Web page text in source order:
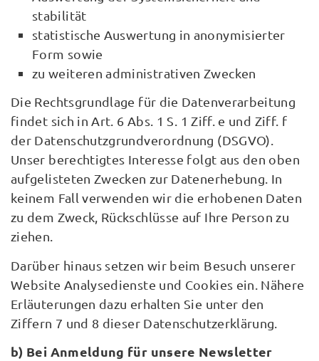
stabilität
statistische Auswertung in anonymisierter
Form sowie
zu weiteren administrativen Zwecken
Die Rechtsgrundlage für die Datenverarbeitung
findet sich in Art. 6 Abs. 1 S. 1 Ziff. e und Ziff. f
der Datenschutzgrundverordnung (DSGVO).
Unser berechtigtes Interesse folgt aus den oben
aufgelisteten Zwecken zur Datenerhebung. In
keinem Fall verwenden wir die erhobenen Daten
zu dem Zweck, Rückschlüsse auf Ihre Person zu
ziehen.
Darüber hinaus setzen wir beim Besuch unserer
Website Analysedienste und Cookies ein. Nähere
Erläuterungen dazu erhalten Sie unter den
Ziffern 7 und 8 dieser Datenschutzerklärung.
b) Bei Anmeldung für unsere Newsletter